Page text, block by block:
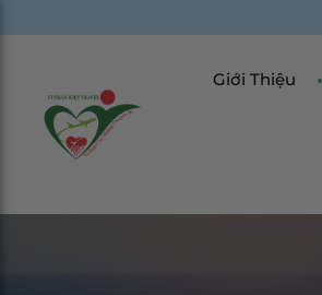
Giới Thiệu